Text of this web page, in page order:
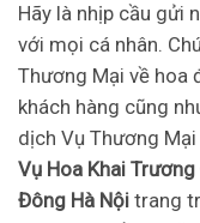
Hãy là nhịp cầu gửi
với mọi cá nhân.
Thương Mại về hoa
khách hàng cũng
dịch Vụ Thương
Vụ Hoa Khai
Đông Hà Nội trang